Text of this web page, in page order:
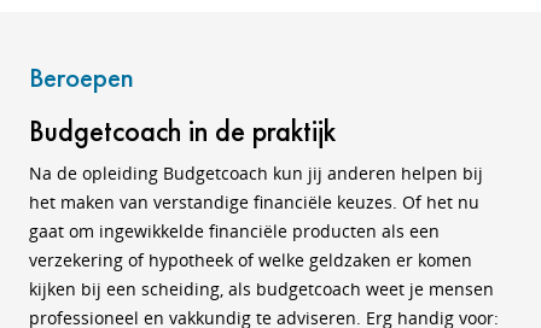
Beroepen
Budgetcoach in de praktijk
Na de opleiding Budgetcoach kun jij anderen helpen bij
het maken van verstandige financiële keuzes. Of het nu
gaat om ingewikkelde financiële producten als een
verzekering of hypotheek of welke geldzaken er komen
kijken bij een scheiding, als budgetcoach weet je mensen
professioneel en vakkundig te adviseren. Erg handig voor: